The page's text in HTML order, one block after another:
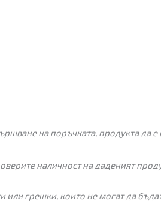
на поръчката, продукта да е
наличност на даденият
грешки, които не могат да